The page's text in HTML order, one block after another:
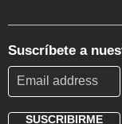
Suscríbete a
SUSCRIBIRME